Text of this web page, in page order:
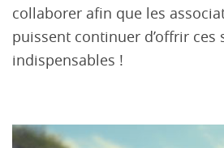
collaborer afin que les
puissent continuer d’offrir ces
indispensables !